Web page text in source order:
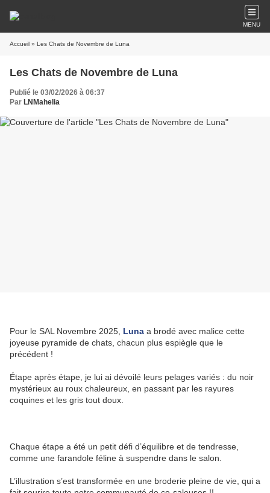
MENU
Accueil » Les Chats de Novembre de Luna
Les Chats de Novembre de Luna
Publié le 03/02/2026 à 06:37
Par LNMahelia
Pour le SAL Novembre 2025, Luna a brodé avec malice cette
joyeuse pyramide de chats, chacun plus espiègle que le
précédent !
Étape après étape, je lui ai dévoilé leurs pelages variés : du noir
mystérieux au roux chaleureux, en passant par les rayures
coquines et les gris tout doux.
Chaque étape a été un petit défi d’équilibre et de tendresse,
comme une farandole féline à suspendre dans le salon.
L’illustration s’est transformée en une broderie pleine de vie, qui a